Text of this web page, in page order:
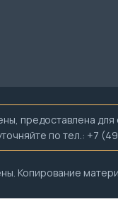
предоставлена
по тел.:
Копирование